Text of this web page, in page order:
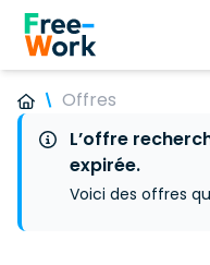
Offres
L’offre
expirée.
Voici des offres